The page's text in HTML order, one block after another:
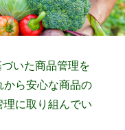
いた商品管理を
から安心な商品の
に取り組んでい